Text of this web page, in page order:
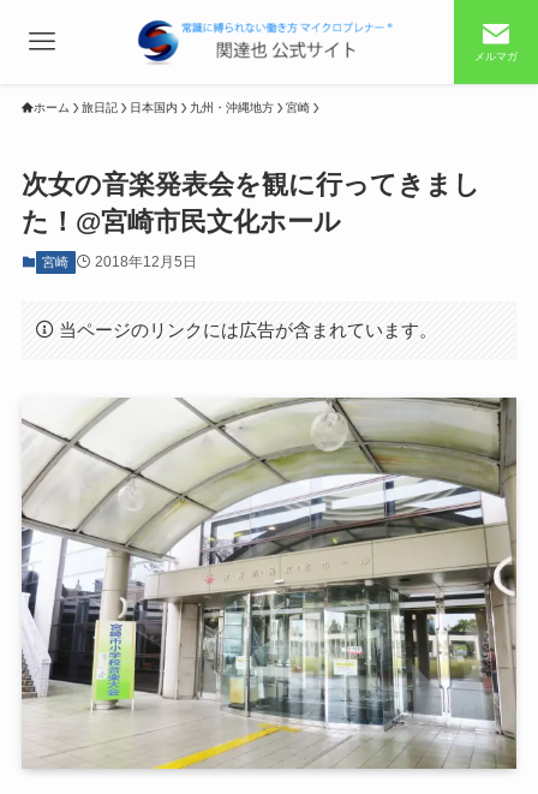
メルマガ
ホーム 旅日記 日本国内 九州・沖縄地方 宮崎
次女の音楽発表会を観に行ってきまし
た！@宮崎市民文化ホール
宮崎 2018年12月5日
当ページのリンクには広告が含まれています。